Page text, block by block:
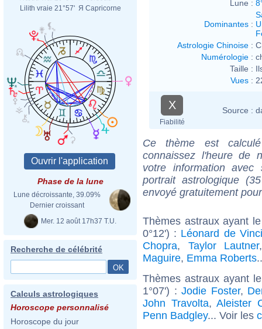
Lilith vraie 21°57' Я Capricorne
Phase de la lune
Lune décroissante, 39.09%
Dernier croissant
Mer. 12 août 17h37 T.U.
Recherche de célébrité
Calculs astrologiques
Horoscope personnalisé
Horoscope du jour
Lune :
Dominantes :
Astrologie Chinoise :
Numérologie :
Taille :
Vues :
X
Fiabilité
Source :
Ce thème est
connaissez l'heure de
votre information
portrait astrologique
envoyé gratuitement
Thèmes astraux ayant
0°12') : Léonard de Vinci
Chopra, Taylor Lautner
Maguire, Emma Roberts
Thèmes astraux ayant
1°07') :Jodie Foster,
John Travolta,Aleister
Penn Badgley... Voir les